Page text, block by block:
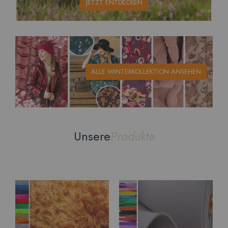
JETZT ENTDECKEN
ALLE WINTERKOLLEKTION ANSEHEN
UnsereProdukte